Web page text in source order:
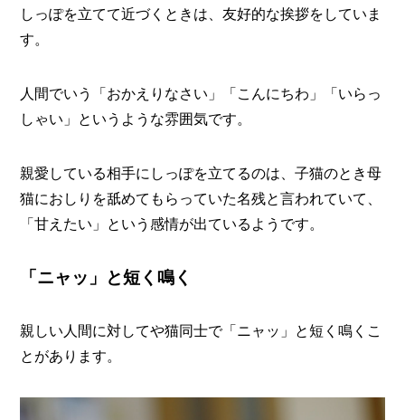
しっぽを立てて近づくときは、友好的な挨拶をしていま
す。
人間でいう「おかえりなさい」「こんにちわ」「いらっ
しゃい」というような雰囲気です。
親愛している相手にしっぽを立てるのは、子猫のとき母
猫におしりを舐めてもらっていた名残と言われていて、
「甘えたい」という感情が出ているようです。
「ニャッ」と短く鳴く
親しい人間に対してや猫同士で「ニャッ」と短く鳴くこ
とがあります。